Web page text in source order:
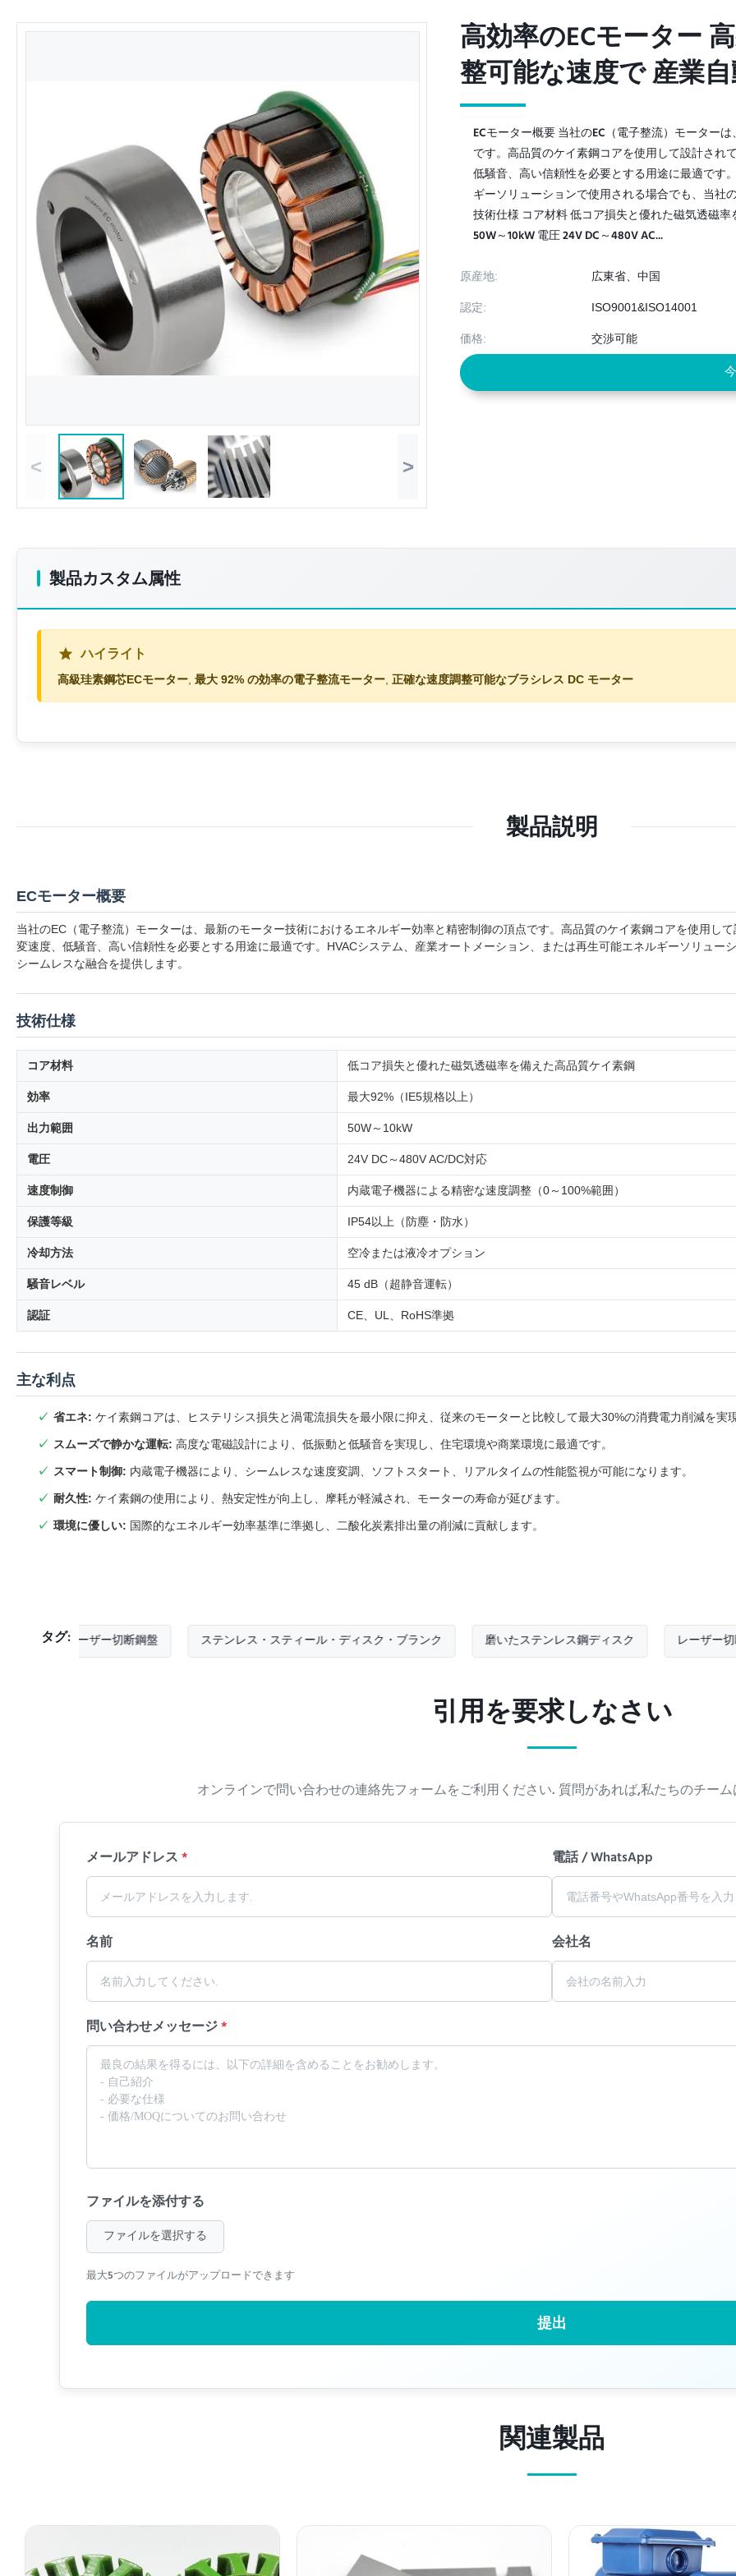
< >
高効率のECモーター
整可能な速度で 産業
高効率のECモーター
整可能な速度で 産業
ECモーター概要 当社のEC（電子整流）モーター
です。高品質のケイ素鋼コアを使用して設計され
低騒音、高い信頼性を必要とする用途に最適です
ギーソリューションで使用される場合でも、当社
技術仕様 コア材料 低コア損失と優れた磁気透磁
50W～10kW 電圧 24V DC～480V AC...
原産地: 広東省、中国
認定: ISO9001&ISO14001
価格: 交渉可能
製品カスタム属性
ハイライト
高級珪素鋼芯ECモーター 最大 92% の効率の電子整流モーター 正確な速度調整可能なブラシレス DC モーター
製品説明
ECモーター概要
当社のEC（電子整流）モーターは、最新のモーター技術におけるエネルギー効率と精密制御の頂点です。高品質のケイ素鋼コアを使用し
変速度、低騒音、高い信頼性を必要とする用途に最適です。HVACシステム、産業オートメーション、または再生可能エネルギーソリュ
シームレスな融合を提供します。
技術仕様
コア材料 低コア損失と優れた磁気透磁率を備えた高品質ケイ素鋼
効率 最大92%（IE5規格以上）
出力範囲 50W～10kW
電圧 24V DC～480V AC/DC対応
速度制御 内蔵電子機器による精密な速度調整（0～100%範囲）
保護等級 IP54以上（防塵・防水）
冷却方法 空冷または液冷オプション
騒音レベル 45 dB（超静音運転）
認証 CE、UL、RoHS準拠
主な利点
省エネ: ケイ素鋼コアは、ヒステリシス損失と渦電流損失を最小限に抑え、従来のモーターと比較して最大30%の消費電力削減を実
スムーズで静かな運転: 高度な電磁設計により、低振動と低騒音を実現し、住宅環境や商業環境に最適です。
スマート制御: 内蔵電子機器により、シームレスな速度変調、ソフトスタート、リアルタイムの性能監視が可能になります。
耐久性: ケイ素鋼の使用により、熱安定性が向上し、摩耗が軽減され、モーターの寿命が延びます。
環境に優しい: 国際的なエネルギー効率基準に準拠し、二酸化炭素排出量の削減に貢献します。
タグ:
レーザー切断鋼盤 ステンレス・スティール・ディスク・ブランク 磨いたステンレス鋼ディスク レーザー切断鋼盤
引用を要求しなさい
オンラインで問い合わせの連絡先フォームをご利用ください. 質問があれば,私たちのチー
メールアドレス* 電話 / WhatsApp
名前 会社名
問い合わせメッセージ*
ファイルを添付する
ファイルを選択する
最大5つのファイルがアップロードできます
提出
関連製品